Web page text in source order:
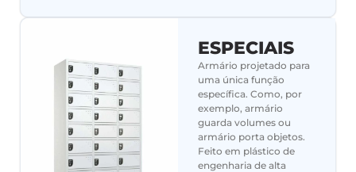
ESPECIAIS
Armário projetado para
uma única função
específica. Como, por
exemplo, armário
guarda volumes ou
armário porta objetos.
Feito em plástico de
engenharia de alta